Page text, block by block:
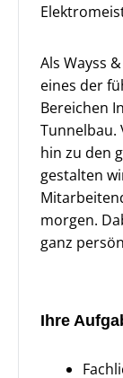
Als Wayss
eines der
Bereichen
Tunnelbau.
hin zu den
gestalten
morgen.
ganz
Ihre